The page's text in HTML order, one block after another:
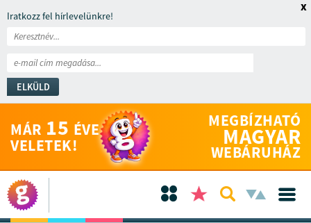
Iratkozz fel hírlevelünkre!
ELKÜLD
x
MÁR 15 ÉVE
VELETEK!
MEGBÍZHATÓ
MAGYAR
WEBÁRUHÁZ